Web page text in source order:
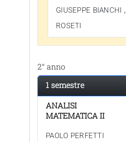
GIUSEPPE BIANCHI ,
ROSETI
2° anno
1 semestre
ANALISI
MATEMATICA II
PAOLO PERFETTI